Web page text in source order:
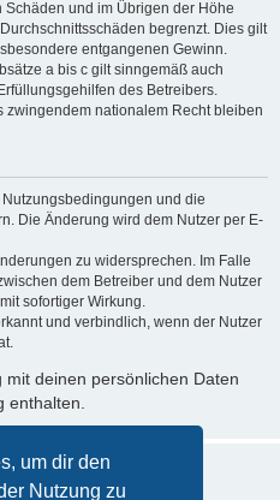
um dir den
Nutzung zu
und im Übrigen der Höhe
begrenzt. Dies gilt
entgangenen Gewinn.
a bis c gilt sinngemäß auch
des Betreibers.
zwingendem nationalem Recht bleiben
und die
Die Änderung wird dem Nutzer per E-
zu widersprechen. Im Falle
dem Betreiber und dem Nutzer
sofortiger Wirkung.
und verbindlich, wenn der Nutzer
deinen persönlichen Daten
enthalten.